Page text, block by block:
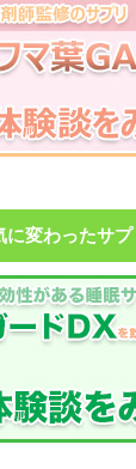
変わったサプ